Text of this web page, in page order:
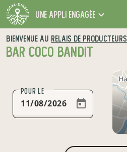
une appli engagée
BIENVENUE AU RELAIS DE PRODUCTEURS
BAR COCO BANDIT
POUR LE